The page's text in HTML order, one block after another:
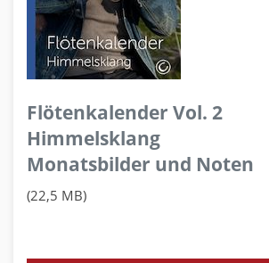
Flötenkalender Vol. 2
Himmelsklang
Monatsbilder und Noten
(22,5 MB)